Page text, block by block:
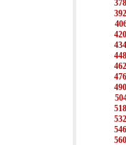
378
392
420
434
448
462
476
490
518
532
546
560